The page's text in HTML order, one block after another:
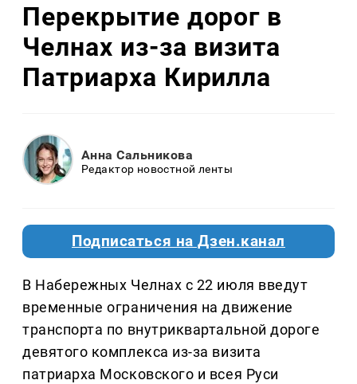
Перекрытие дорог в
Челнах из-за визита
Патриарха Кирилла
Анна Сальникова
Редактор новостной ленты
Подписаться на Дзен.канал
В Набережных Челнах с 22 июля введут
временные ограничения на движение
транспорта по внутриквартальной дороге
девятого комплекса из-за визита
патриарха Московского и всея Руси